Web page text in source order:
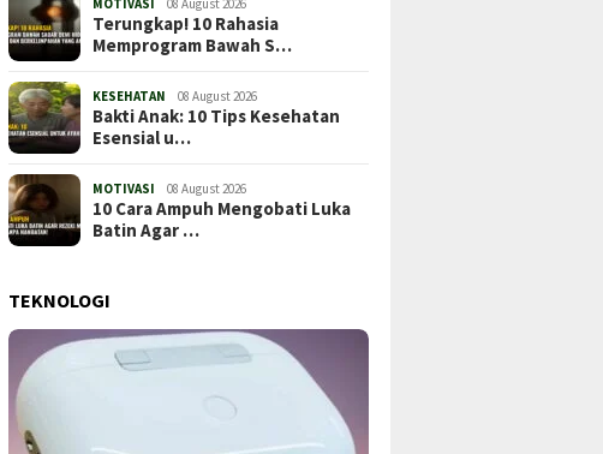
MOTIVASI 08 August 2026
Terungkap! 10 Rahasia
Memprogram Bawah S…
KESEHATAN 08 August 2026
Bakti Anak: 10 Tips Kesehatan
Esensial u…
MOTIVASI 08 August 2026
10 Cara Ampuh Mengobati Luka
Batin Agar …
TEKNOLOGI